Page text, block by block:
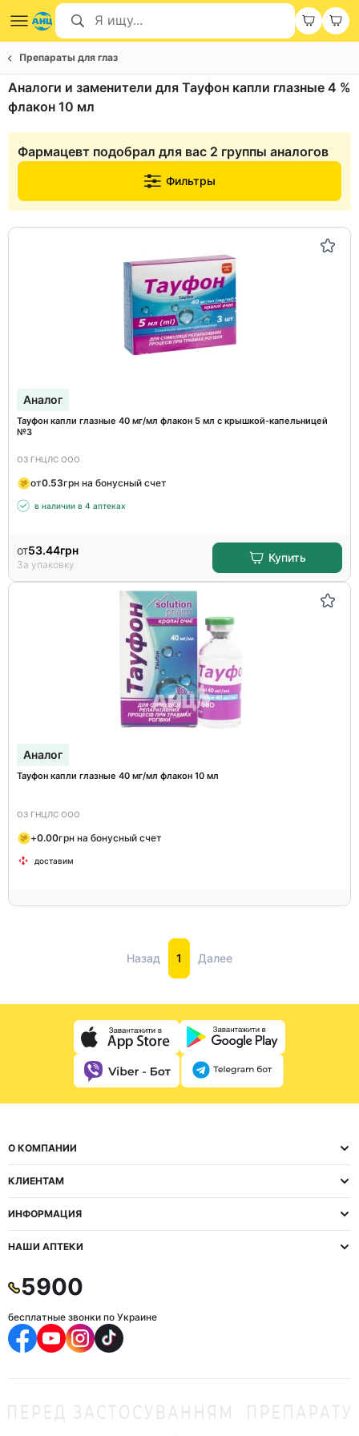
Препараты для глаз
Аналоги и заменители для Тауфон капли глазные 4 %
флакон 10 мл
Фармацевт подобрал для вас 2 группы аналогов
Фильтры
Аналог
Тауфон капли глазные 40 мг/мл флакон 5 мл с крышкой-капельницей
№3
ОЗ ГНЦЛС ООО
от0.53грн на бонусный счет
в наличии в 4 аптеках
от53.44грн
За упаковку
Купить
Аналог
Тауфон капли глазные 40 мг/мл флакон 10 мл
ОЗ ГНЦЛС ООО
+0.00грн на бонусный счет
доставим
Назад 1 Далее
О КОМПАНИИ
КЛИЕНТАМ
ИНФОРМАЦИЯ
НАШИ АПТЕКИ
5900
бесплатные звонки по Украине